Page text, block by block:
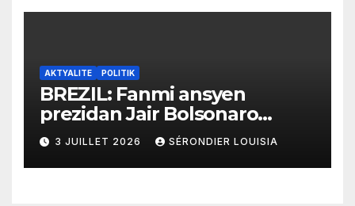
AKTYALITE POLITIK
BREZIL: Fanmi ansyen
prezidan Jair Bolsonaro
mande gouvènman
ameriken an ogmante taks
sou tout pwodui Brezil ap
3 JUILLET 2026 SÉRONDIER LOUISIA